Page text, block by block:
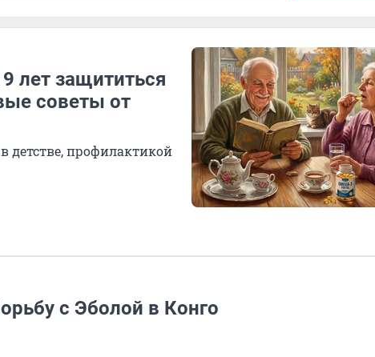
лет защититься
советы от
профилактикой
с Эболой в Конго